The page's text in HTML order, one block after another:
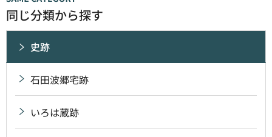
同じ分類から探す
史跡
石田波郷宅跡
いろは蔵跡